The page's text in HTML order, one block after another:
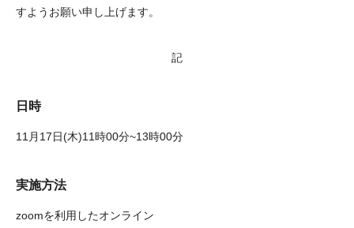
すようお願い申し上げます。
記
日時
11月17日(木)11時00分~13時00分
実施方法
zoomを利用したオンライン